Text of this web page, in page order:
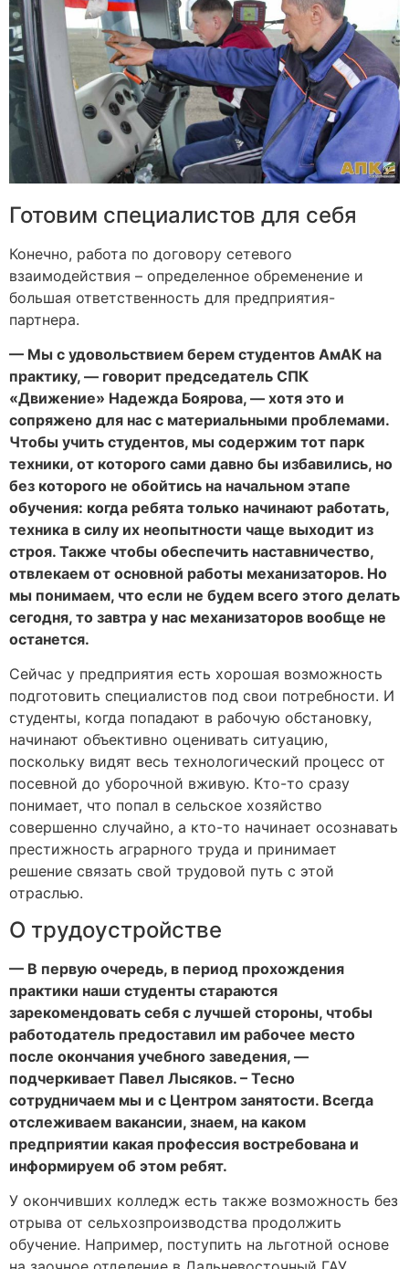
Готовим специалистов для себя
Конечно, работа по договору сетевого
взаимодействия – определенное обременение и
большая ответственность для предприятия-
партнера.
— Мы с удовольствием берем студентов АмАК на
практику, — говорит председатель СПК
«Движение» Надежда Боярова, — хотя это и
сопряжено для нас с материальными проблемами.
Чтобы учить студентов, мы содержим тот парк
техники, от которого сами давно бы избавились, но
без которого не обойтись на начальном этапе
обучения: когда ребята только начинают работать,
техника в силу их неопытности чаще выходит из
строя. Также чтобы обеспечить наставничество,
отвлекаем от основной работы механизаторов. Но
мы понимаем, что если не будем всего этого делать
сегодня, то завтра у нас механизаторов вообще не
останется.
Сейчас у предприятия есть хорошая возможность
подготовить специалистов под свои потребности. И
студенты, когда попадают в рабочую обстановку,
начинают объективно оценивать ситуацию,
поскольку видят весь технологический процесс от
посевной до уборочной вживую. Кто-то сразу
понимает, что попал в сельское хозяйство
совершенно случайно, а кто-то начинает осознавать
престижность аграрного труда и принимает
решение связать свой трудовой путь с этой
отраслью.
О трудоустройстве
— В первую очередь, в период прохождения
практики наши студенты стараются
зарекомендовать себя с лучшей стороны, чтобы
работодатель предоставил им рабочее место
после окончания учебного заведения, —
подчеркивает Павел Лысяков. – Тесно
сотрудничаем мы и с Центром занятости. Всегда
отслеживаем вакансии, знаем, на каком
предприятии какая профессия востребована и
информируем об этом ребят.
У окончивших колледж есть также возможность без
отрыва от сельхозпроизводства продолжить
обучение. Например, поступить на льготной основе